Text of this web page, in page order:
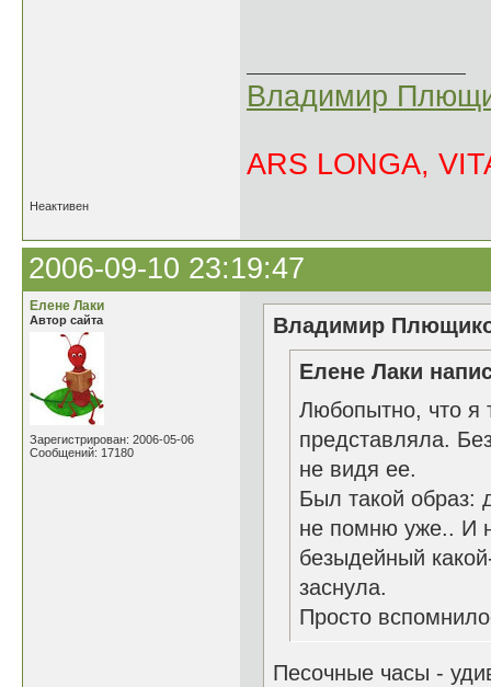
Владимир
ARS LONGA,
Неактивен
2006-09-10 23:19:47
Елене Лаки
Автор сайта
Зарегистрирован: 2006-05-06
Сообщений: 17180
Владимир
Елене Лаки
Любопытно, что я
представляла.
не видя ее.
Был такой образ:
не помню уже.. И
безыдейный
заснула.
Просто
Песочные часы -